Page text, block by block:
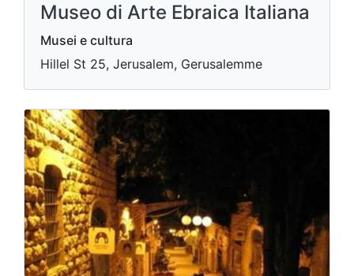
Museo di Arte Ebraica Italiana
Musei e cultura
Hillel St 25, Jerusalem, Gerusalemme